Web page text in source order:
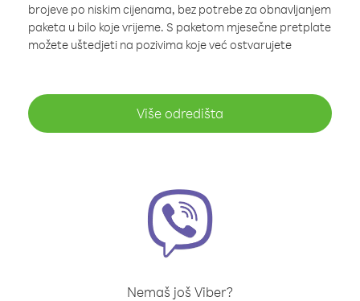
brojeve po niskim cijenama, bez potrebe za obnavljanjem
paketa u bilo koje vrijeme. S paketom mjesečne pretplate
možete uštedjeti na pozivima koje već ostvarujete
Više odredišta
Nemaš još Viber?